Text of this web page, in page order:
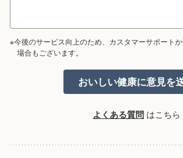
※今後のサービス向上のため、カスタマーサポート
場合もございます。
よくある質問 はこちら